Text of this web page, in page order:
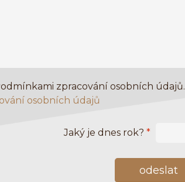
zpracování osobních údajů.
osobních údajů
Jaký je dnes rok? *